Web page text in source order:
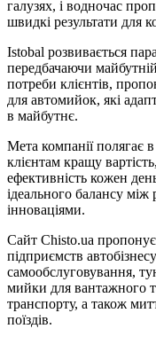
галузях, і водночас
швидкі результати для
Istobal розвивається
передбачаючи
потреби клієнтів,
для автомийок, які
в майбутнє.
Мета компанії полягає
клієнтам кращу
ефективність кожен
ідеального балансу між
інноваціями.
Сайт Chisto.ua
підприємств
самообслуговування,
мийки для вантажного
транспорту, а також
поїздів.